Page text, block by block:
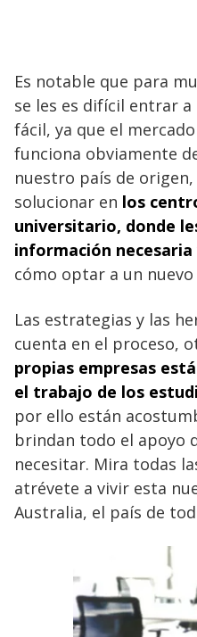
Es notable que para
se les es difícil entrar
fácil, ya que el
funciona obviamente
nuestro país de
solucionar en los
universitario, donde
información necesaria
cómo optar a un
Las estrategias y las
cuenta en el proceso,
propias empresas
el trabajo de los
por ello están
brindan todo el apoyo
necesitar. Mira todas
atrévete a vivir esta
Australia, el país de